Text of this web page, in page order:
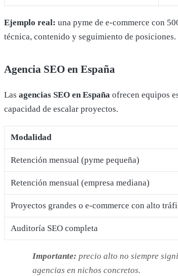
Ejemplo real: una pyme de e-commerce con
técnica, contenido y seguimiento de posiciones.
Agencia SEO en España
Las agencias SEO en España ofrecen equipos
capacidad de escalar proyectos.
Modalidad
Retención mensual (pyme pequeña)
Retención mensual (empresa mediana)
Proyectos grandes o e-commerce con alto
Auditoría SEO completa
Importante: precio alto no siempre
agencias en nichos concretos.